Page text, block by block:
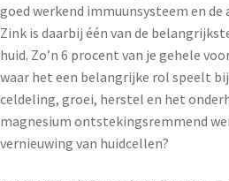
goed werkend immuunsysteem en de
Zink is daarbij één van de
huid. Zo’n 6 procent van je gehele
waar het een belangrijke rol speelt
celdeling, groei, herstel en het
magnesium ontstekingsremmend
vernieuwing van huidcellen?